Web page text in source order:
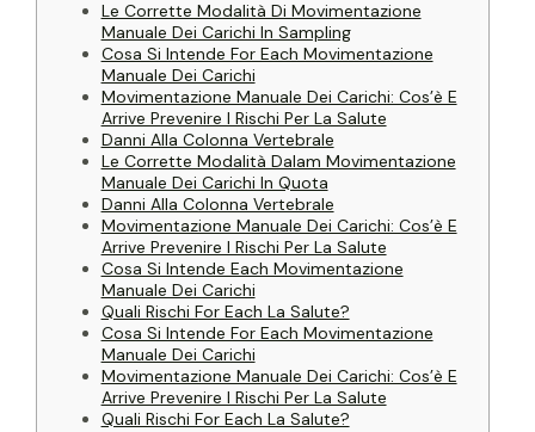
Le Corrette Modalità Di Movimentazione
Manuale Dei Carichi In Sampling
Cosa Si Intende For Each Movimentazione
Manuale Dei Carichi
Movimentazione Manuale Dei Carichi: Cos’è E
Arrive Prevenire I Rischi Per La Salute
Danni Alla Colonna Vertebrale
Le Corrette Modalità Dalam Movimentazione
Manuale Dei Carichi In Quota
Danni Alla Colonna Vertebrale
Movimentazione Manuale Dei Carichi: Cos’è E
Arrive Prevenire I Rischi Per La Salute
Cosa Si Intende Each Movimentazione
Manuale Dei Carichi
Quali Rischi For Each La Salute?
Cosa Si Intende For Each Movimentazione
Manuale Dei Carichi
Movimentazione Manuale Dei Carichi: Cos’è E
Arrive Prevenire I Rischi Per La Salute
Quali Rischi For Each La Salute?